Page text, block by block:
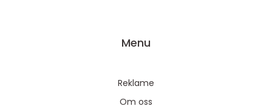
Menu
Reklame
Om oss